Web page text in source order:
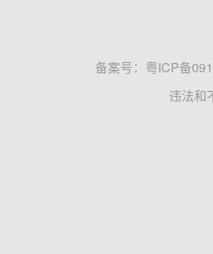
备案号： 粤ICP备
违法和